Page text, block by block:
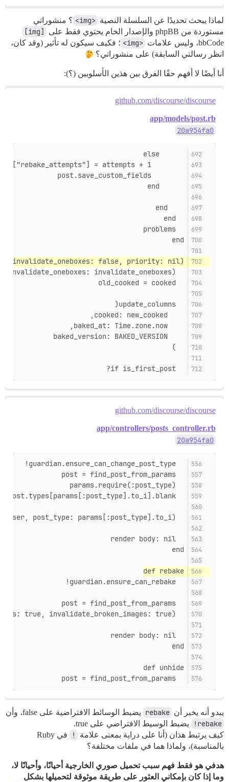
لماذا يبحث تحديدًا عن السلسلة النصية <img>
؟ منشوراتي
مستوردة من phpBB والإصدار الخام يحتوي فقط على
[img]
bbCode، وليس علامات <img>
؛ فكيف سيكون له تأثير (وقد كان،
انظر رسالتي السابقة) على منشوراتي؟
أنا أيضًا لا أفهم حقًا الفرق بين هذين الأسلوبين (؟):
github.com/discourse/discourse
app/models/post.rb
20a954fa0
end
invalidate_oneboxes: false, priority: nil)
  )
github.com/discourse/discourse
app/controllers/posts_controller.rb
20a954fa0
end
def rebake
end
def unhide
يبدو أنه يخبر أن rebake يضبط الوسائط الافتراضية على false، وأن
rebake!
يضبط الوسيط الافتراضي على true.
كيف يرتبط هذان (أنا على دراية بمعنى علامة
!
في Ruby
بالمناسبة)، ولماذا هما في ملفات مختلفة؟
هدفي هو فقط فهم سبب تحميل صوري الخارجية أحيانًا، وأحيانًا لا،
وما إذا كان بإمكاني العثور على طريقة موثوقة لتحميلها بشكل